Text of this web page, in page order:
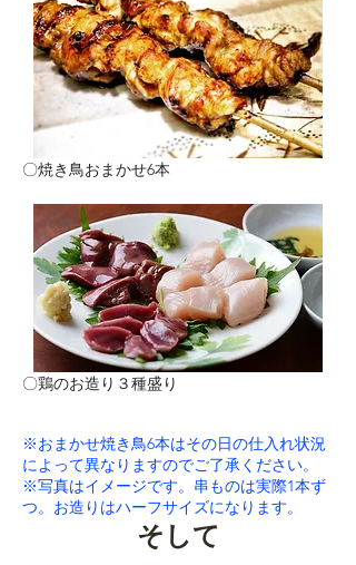
〇焼き鳥おまかせ6本
〇鶏のお造り３種盛り
※おまかせ焼き鳥6本はその日の仕入れ状況
によって異なりますのでご了承ください。
​※写真はイメージです。串ものは実際1本ず
つ。お造りはハーフサイズになります。
​そして